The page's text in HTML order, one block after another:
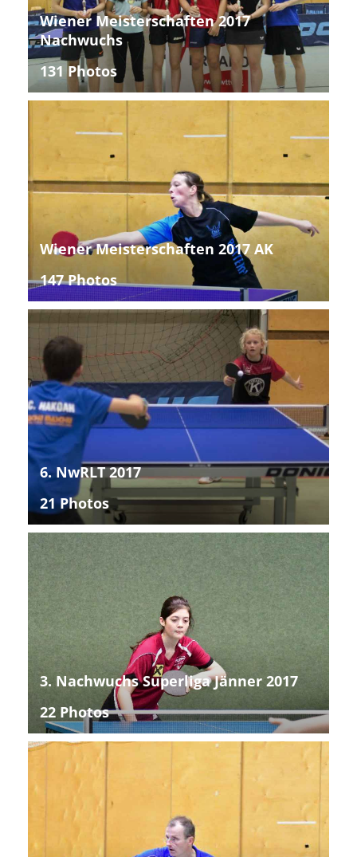
Wiener Meisterschaften 2017
Nachwuchs
131 Photos
Wiener Meisterschaften 2017 AK
147 Photos
6. NwRLT 2017
21 Photos
3. Nachwuchs Superliga Jänner 2017
22 Photos